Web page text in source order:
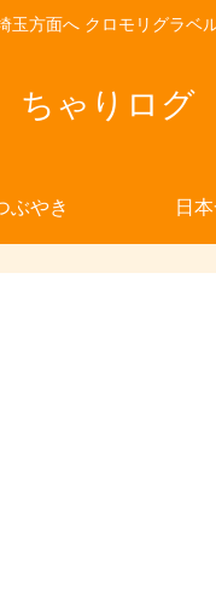
玉方面へ クロモリグラベ
ちゃりログ
ぶやき 日